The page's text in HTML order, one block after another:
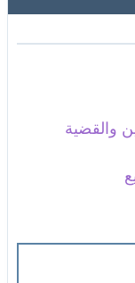
والقضية